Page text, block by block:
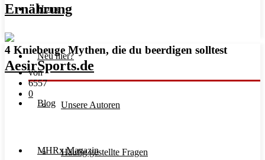
Ernährung
Home
Unsere Autoren
Häufig gestellte Fragen
Neu hier?
Blog
MHRx Magazin
4 Kniebeuge Mythen, die du beerdigen solltest
von
6557
0